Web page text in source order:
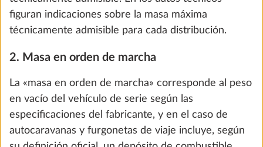
the future. You can find more information about
cookies and customization options by clicking on
Show details Decline Accept all
Agua / Gas / Sistema eléctrico
4. Masa de los pasajeros y número máximo de
plazas para dormir
los pasajeros se calcula tomando como base el
número admisible de personas en orden de marcha
asignado a cada distribución en los datos técnicos. A
cada pasajero se le asigna un peso de referencia de
75 kg, independientemente de lo que el pasajero
pese en realidad. Dado que el peso del conductor